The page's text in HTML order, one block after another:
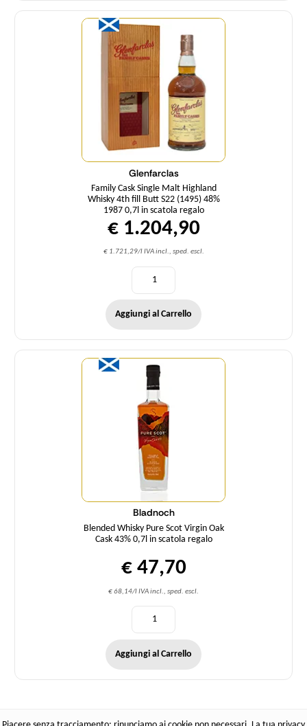
Glenfarclas
Family Cask Single Malt Highland
Whisky 4th fill Butt S22 (1495) 48%
1987 0,7l in scatola regalo
€ 1.204,90
€ 1.721,29/l IVA incl., sped. escl.
Quantità
Aggiungi al Carrello
Bladnoch
Blended Whisky Pure Scot Virgin Oak
Cask 43% 0,7l in scatola regalo
€ 47,70
€ 68,14/l IVA incl., sped. escl.
Quantità
Aggiungi al Carrello